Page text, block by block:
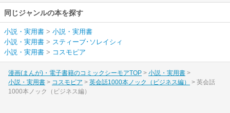
同じジャンルの本を探す
小説・実用書 > 小説・実用書
小説・実用書 > スティーブ･ソレイシィ
小説・実用書 > コスモピア
漫画(まんが)・電子書籍のコミックシーモアTOP
小説・実用書
小説・実用書
コスモピア 英会話1000本ノック（ビジネス編）
英会話
1000本ノック（ビジネス編）